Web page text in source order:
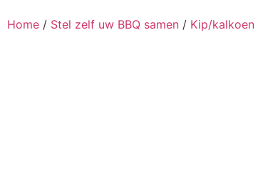
Home / Stel zelf uw BBQ samen / Kip/kalkoen